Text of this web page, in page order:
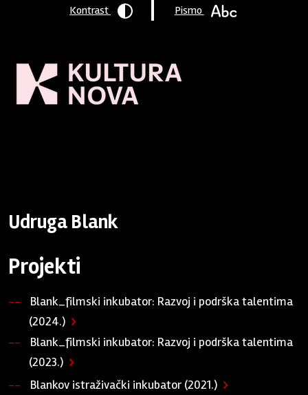
Udruga Blank
Projekti
Blank_filmski inkubator: Razvoj i podrška talentima
(2024.)
Blank_filmski inkubator: Razvoj i podrška talentima
(2023.)
Blankov istraživački inkubator (2021.)
Kontrast Pismo